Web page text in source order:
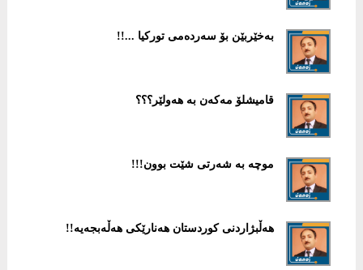
به‌خێربێن بۆ سه‌رده‌می توركیا ...!!
قامیشلۆ مەكەن بە هەولێر؟؟؟
موچە بە شەرتی شێت بوون!!!
هەڵبژاردنی كوردستان هەنارێكی هەڵەبجەیە!!